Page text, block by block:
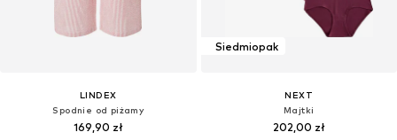
LINDEX
Spodnie od piżamy
169,90 zł
Siedmiopak
NEXT
Majtki
202,00 zł